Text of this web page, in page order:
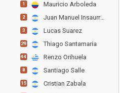
1 Mauricio Arboleda
2 Juan Manuel Insaurralde
3 Lucas Suarez
29 Thiago Santamaria
44 Renzo Orihuela
8 Santiago Salle
15 Cristian Zabala